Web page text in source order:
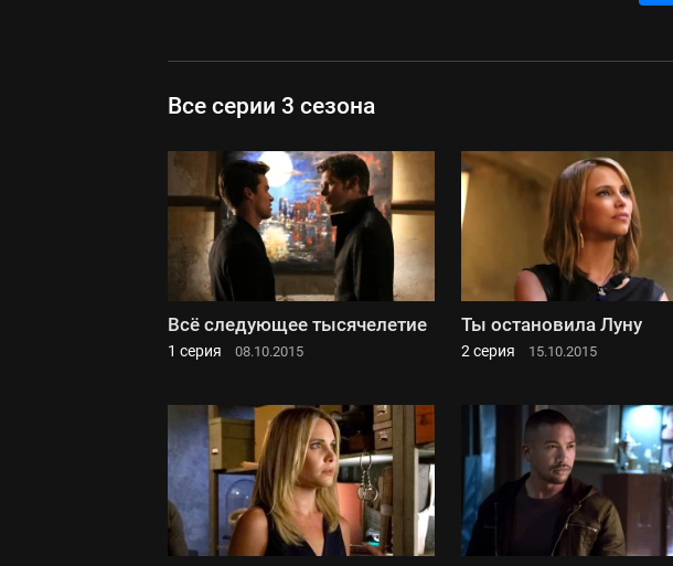
Все серии 3 сезона
Всё следующее тысячелетие
1 серия 08.10.2015
Ты остановила Луну
2 серия 15.10.2015